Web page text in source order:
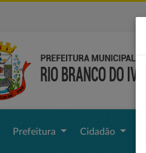
Prefeitura Cidadão